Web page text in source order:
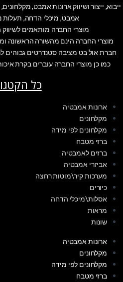
ייבוא, ייצור ושיווק ארונות אמבט, מקלחונים, מקלחוני 8 מ״מ, ברזי
אמבט, מיכלי הדחה, תעלות
מוצרי החברה מותאמים לשיווק
מוצרי החברה הינם מהשורה הראשונה
חברת אול בט מציבה סטנדרטים גבוהים
כמו כן מוצרי החברה עוברים בקרת
כל
ארונות אמבטיה
מקלחונים
מקלחונים לפי מידה
ברזי מטבח
ברזים לאמבטיה
אביזרי אמבטיה
מערכות קיר\מוטות רחצה
כיורים
אסלות\מיכלי הדחה
מראות
שונות
ארונות אמבטיה
מקלחונים
מקלחונים לפי מידה
ברזי מטבח